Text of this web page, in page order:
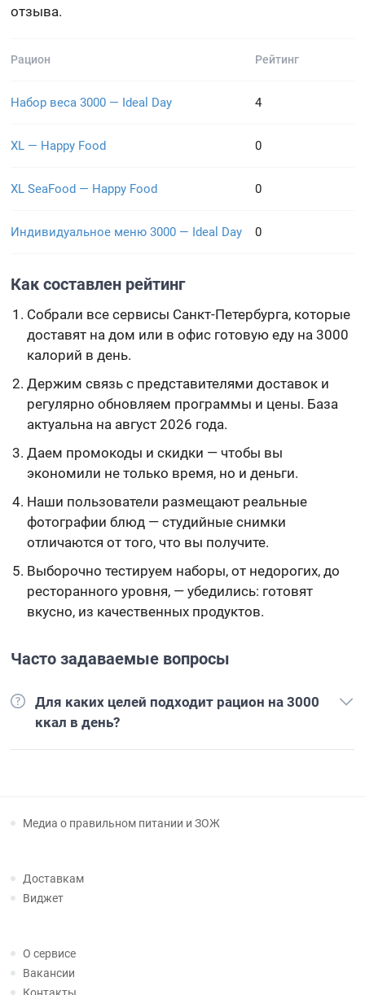
отзыва.
Рацион Рейтинг
Набор веса 3000 — Ideal Day 4
XL — Happy Food 0
XL SeaFood — Happy Food 0
Индивидуальное меню 3000 — Ideal Day 0
Как составлен рейтинг
Собрали все сервисы Санкт-Петербурга, которые
доставят на дом или в офис готовую еду на 3000
калорий в день.
Держим связь с представителями доставок и
регулярно обновляем программы и цены. База
актуальна на август 2026 года.
Даем промокоды и скидки — чтобы вы
экономили не только время, но и деньги.
Наши пользователи размещают реальные
фотографии блюд — студийные снимки
отличаются от того, что вы получите.
Выборочно тестируем наборы, от недорогих, до
ресторанного уровня, — убедились: готовят
вкусно, из качественных продуктов.
Часто задаваемые вопросы
Для каких целей подходит рацион на 3000
ккал в день?
Медиа о правильном питании и ЗОЖ
Доставкам
Виджет
О сервисе
Вакансии